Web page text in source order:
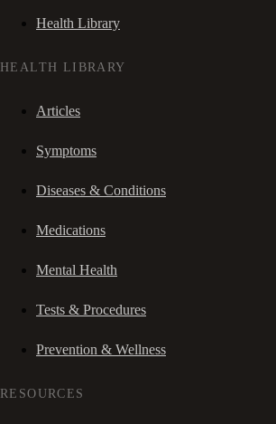
Health Library
HEALTH LIBRARY
Articles
Symptoms
Diseases & Conditions
Medications
Mental Health
Tests & Procedures
Prevention & Wellness
RESOURCES